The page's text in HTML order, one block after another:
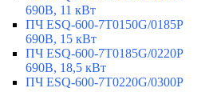
690В, 11 кВт
ПЧ ESQ-600-7T0150G/0185P
690В, 15 кВт
ПЧ ESQ-600-7T0185G/0220P
690В, 18,5 кВт
ПЧ ESQ-600-7T0220G/0300P